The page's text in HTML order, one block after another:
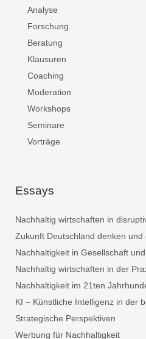
Analyse
Forschung
Beratung
Klausuren
Coaching
Moderation
Workshops
Seminare
Vorträge
Essays
Nachhaltig wirtschaften in
Zukunft Deutschland denken und
Nachhaltigkeit in Gesellschaft
Nachhaltig wirtschaften in der
Nachhaltigkeit im 21ten
KI – Künstliche Intelligenz in der
Strategische Perspektiven
Werbung für Nachhaltigkeit